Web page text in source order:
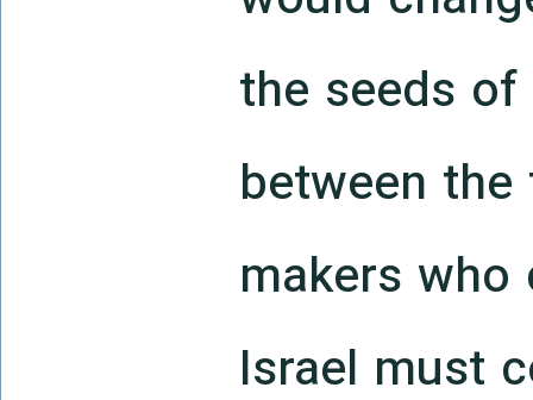
the seeds
between
makers
Israel must